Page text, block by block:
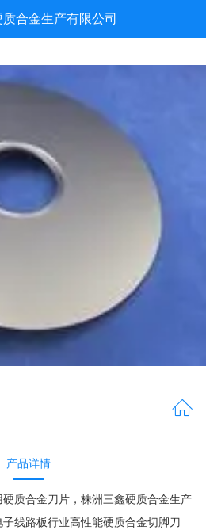
合金生产有限公司
产品详情
硬质合金刀片，株洲三鑫硬质合金生产
线路板行业高性能硬质合金切脚刀